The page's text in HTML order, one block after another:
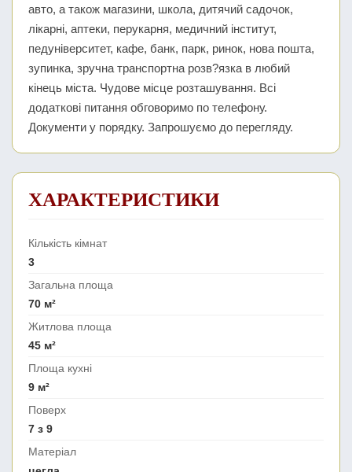
авто, а також магазини, школа, дитячий садочок,
лікарні, аптеки, перукарня, медичний інститут,
педуніверситет, кафе, банк, парк, ринок, нова пошта,
зупинка, зручна транспортна розв?язка в любий
кінець міста. Чудове місце розташування. Всі
додаткові питання обговоримо по телефону.
Документи у порядку. Запрошуємо до перегляду.
ХАРАКТЕРИСТИКИ
Кількість кімнат
3
Загальна площа
70 м²
Житлова площа
45 м²
Площа кухні
9 м²
Поверх
7 з 9
Матеріал